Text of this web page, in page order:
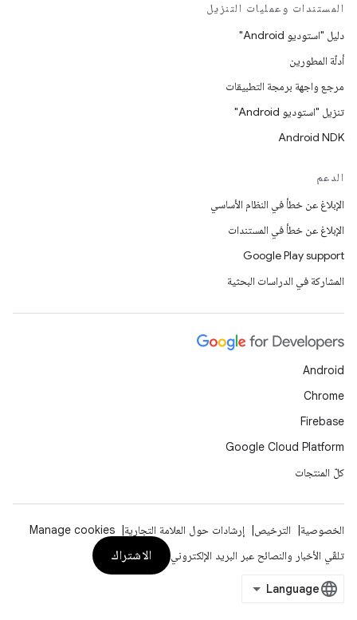
المستندات وعمليات التنزيل
دليل "استوديو Android"
أدلّة المطورين
مرجع واجهة برمجة التطبيقات
تنزيل "استوديو Android"
Android NDK
الدعم
الإبلاغ عن خطأ في النظام الأساسي
الإبلاغ عن خطأ في المستندات
Google Play support
المشاركة في الدراسات البحثية
Android
Chrome
Firebase
Google Cloud Platform
كلّ المنتجات
الخصوصية الترخيص إرشادات حول العلامة التجارية
Manage cookies
تلقّي الأخبار والنصائح عبر البريد الإلكتروني
الاشتراك